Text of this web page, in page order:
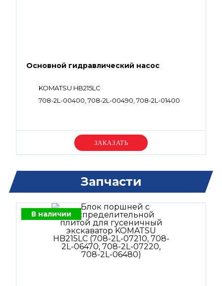
Основной гидравлический насос
KOMATSU HB215LC
708-2L-00400, 708-2L-00490, 708-2L-01400
Уточняйте цену
Запчасти
В наличии